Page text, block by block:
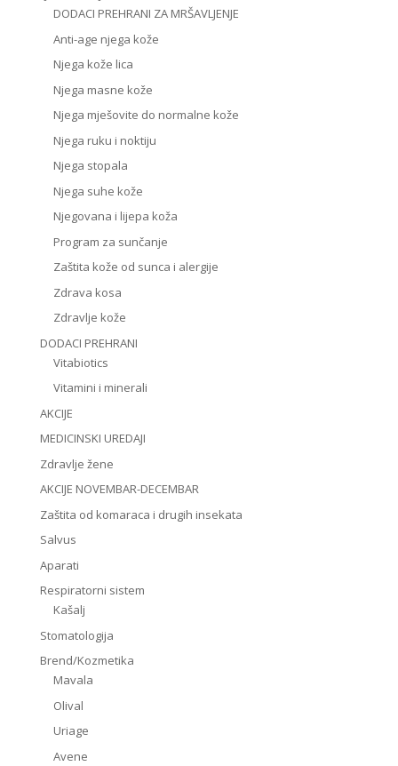
DODACI PREHRANI ZA MRŠAVLJENJE
Anti-age njega kože
Njega kože lica
Njega masne kože
Njega mješovite do normalne kože
Njega ruku i noktiju
Njega stopala
Njega suhe kože
Njegovana i lijepa koža
Program za sunčanje
Zaštita kože od sunca i alergije
Zdrava kosa
Zdravlje kože
DODACI PREHRANI
Vitabiotics
Vitamini i minerali
AKCIJE
MEDICINSKI UREDAJI
Zdravlje žene
AKCIJE NOVEMBAR-DECEMBAR
Zaštita od komaraca i drugih insekata
Salvus
Aparati
Respiratorni sistem
Kašalj
Stomatologija
Brend/Kozmetika
Mavala
Olival
Uriage
Avene